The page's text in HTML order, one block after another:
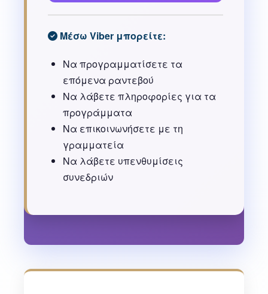
Μέσω Viber μπορείτε:
Να προγραμματίσετε τα
επόμενα ραντεβού
Να λάβετε πληροφορίες για τα
προγράμματα
Να επικοινωνήσετε με τη
γραμματεία
Να λάβετε υπενθυμίσεις
συνεδριών